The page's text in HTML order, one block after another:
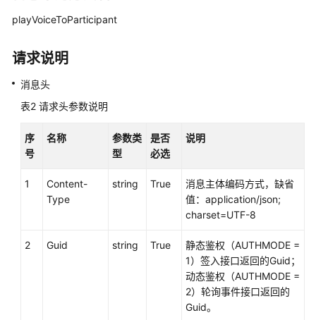
参
文
信
座
席
类
playVoiceToParticipant
请求说明
消息头
表2 请求头参数说明
序
号
名称
参数类
型
是否
必选
说明
1
Content-
Type
string True
消息主体编码方式，缺省
值：application/json;
charset=UTF-8
2 Guid string True
静态鉴权（AUTHMODE =
1）签入接口返回的Guid；
动态鉴权（AUTHMODE =
2）轮询事件接口返回的
Guid。